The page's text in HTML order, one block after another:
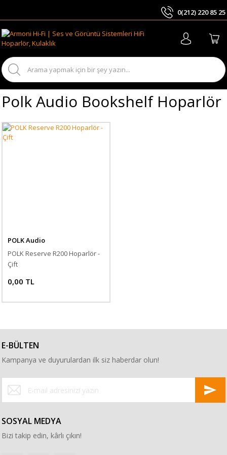
0(212) 220 85 25
Polk Audio Bookshelf Hoparlör
POLK Audio
POLK Reserve R200 Hoparlör -
Çift
0,00 TL
E-BÜLTEN
Kampanya ve duyurulardan ilk siz haberdar olun!
SOSYAL MEDYA
Bizi takip edin, kârlı çıkın!